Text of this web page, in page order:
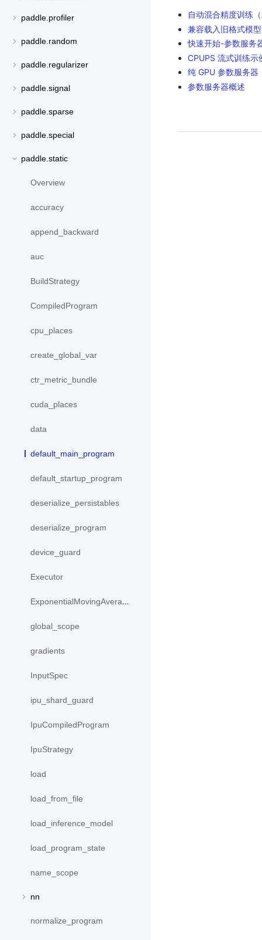
paddle.profiler
paddle.random
paddle.regularizer
paddle.signal
paddle.sparse
paddle.special
paddle.static
Overview
accuracy
append_backward
auc
BuildStrategy
CompiledProgram
cpu_places
create_global_var
ctr_metric_bundle
cuda_places
data
default_main_program
default_startup_program
deserialize_persistables
deserialize_program
device_guard
Executor
ExponentialMovingAverage
global_scope
gradients
InputSpec
ipu_shard_guard
IpuCompiledProgram
IpuStrategy
load
load_from_file
load_inference_model
load_program_state
name_scope
nn
normalize_program
自动混合精度训练
兼容载入旧格式模型
快速开始-参数服务
CPUPS 流式训练示
纯 GPU 参数服务器
参数服务器概述